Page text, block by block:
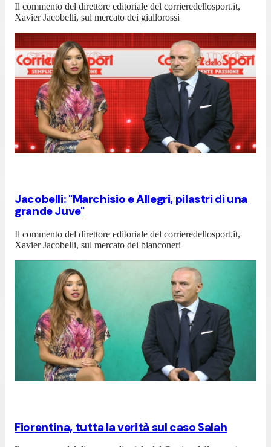
Il commento del direttore editoriale del corrieredellosport.it,
Xavier Jacobelli, sul mercato dei giallorossi
Jacobelli: "Marchisio e Allegri, pilastri di una
grande Juve"
Il commento del direttore editoriale del corrieredellosport.it,
Xavier Jacobelli, sul mercato dei bianconeri
Fiorentina, tutta la verità sul caso Salah